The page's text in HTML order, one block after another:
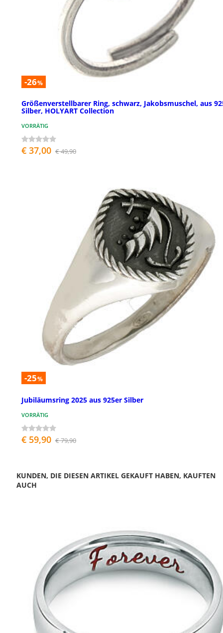
-26%
Größenverstellbarer Ring, schwarz, Jakobsmuschel, aus
Silber, HOLYART Collection
VORRÄTIG
€ 37,00 € 49,90
-25%
Jubiläumsring 2025 aus 925er Silber
VORRÄTIG
€ 59,90 € 79,90
KUNDEN, DIE DIESEN ARTIKEL GEKAUFT HABEN, KAUFTEN
AUCH